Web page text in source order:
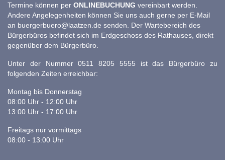
Termine können per ONLINEBUCHUNG vereinbart werden.
Andere Angelegenheiten können Sie uns auch gerne per E-Mail
an buergerbuero@laatzen.de senden. Der Wartebereich des
Bürgerbüros befindet sich im Erdgeschoss des Rathauses, direkt
gegenüber dem Bürgerbüro.
Unter der Nummer 0511 8205 5555 ist das Bürgerbüro zu
folgenden Zeiten erreichbar:
Montag bis Donnerstag
08:00 Uhr - 12:00 Uhr
13:00 Uhr - 17:00 Uhr
Freitags nur vormittags
08:00 - 13:00 Uhr